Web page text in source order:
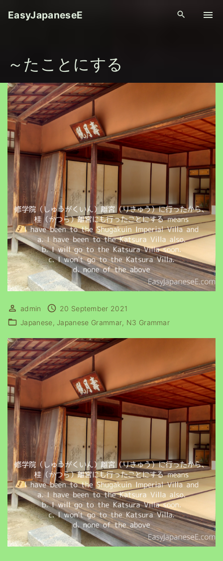
EasyJapaneseE
～たことにする
admin
20 September 2021
Japanese Japanese Grammar N3 Grammar